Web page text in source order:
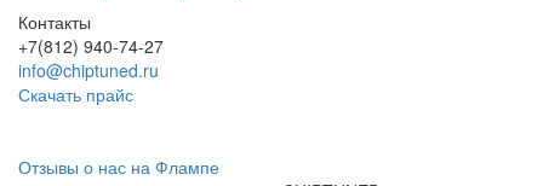
Контакты
+7(812) 940-74-27
info@chiptuned.ru
Скачать прайс
Отзывы о нас на Флампе